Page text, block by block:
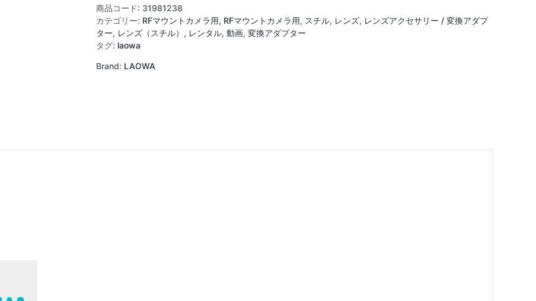
24mm
ProbeLens
EF-
R
商品コード: 31981238
カテゴリー: RFマウントカメラ用, RFマウントカメラ用, スチル, レンズ, レンズアクセサリー / 変換アダプ
ター, レンズ（スチル） , レンタル, 動画, 変換アダプター
タグ: laowa
Brand: LAOWA